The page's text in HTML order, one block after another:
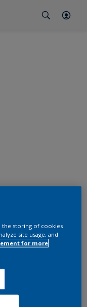
酸底漆
the storing of cookies
site usage, and
for more